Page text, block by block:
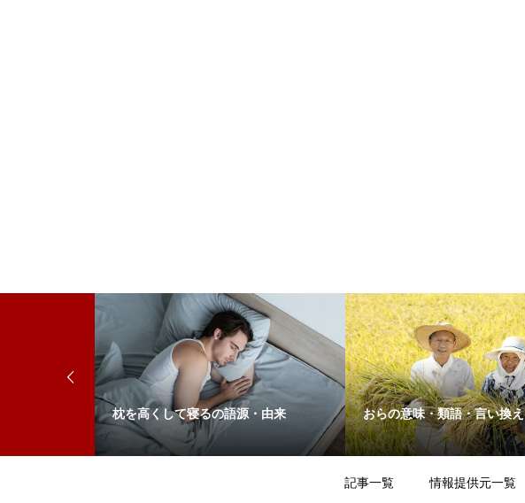
枕を高くして寝るの語源・由来 おらの意味・類語・言い換え
記事一覧 情報提供元一覧